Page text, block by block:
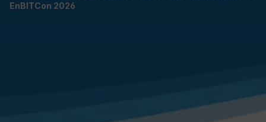
EnBITCon 2026